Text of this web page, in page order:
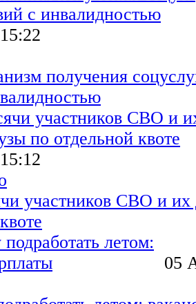
получения
участников СВО и их
05